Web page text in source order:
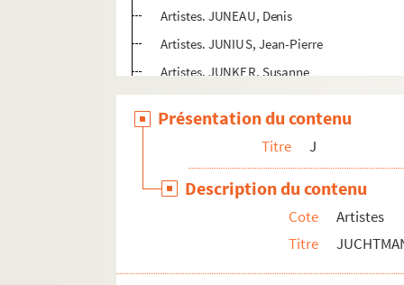
Artistes. JUNEAU, Denis
Artistes. JUNIUS, Jean-Pierre
Artistes. JUNKER, Susanne
Artistes. JURGEN-FISCHER, Klaus
Artistes. JURKOVIC, Lida
Artistes. JURKOWIECKA, Kornelia
Artistes. JUSIDMAN, Yishai
Artistes. JUST, Ferdinand
Artistes. JUSZCZYK, James
Présentation du contenu
Titre J
Description du contenu
Cote
Artistes
Titre